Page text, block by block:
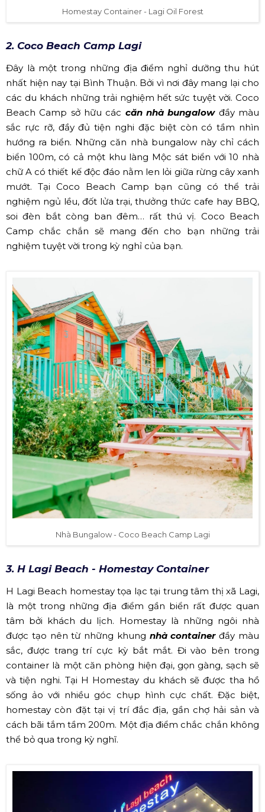
Homestay Container - Lagi Oil Forest
2. Coco Beach Camp Lagi
Đây là một trong những địa điểm nghỉ dưỡng thu hút
nhất hiện nay tại Bình Thuận. Bởi vì nơi đây mang lại cho
các du khách những trải nghiệm hết sức tuyệt vời. Coco
Beach Camp sở hữu các căn nhà bungalowđầy màu
sắc rực rỡ, đầy đủ tiện nghi đặc biệt còn có tầm nhìn
hướng ra biển. Những căn nhà bungalow này chỉ cách
biển 100m, có cả một khu làng Mộc sát biển với 10 nhà
chữ A có thiết kế độc đáo nằm len lỏi giữa rừng cây xanh
mướt. Tại Coco Beach Camp bạn cũng có thể trải
nghiệm ngủ lều, đốt lửa trại, thưởng thức cafe hay BBQ,
soi đèn bắt còng ban đêm… rất thú vị. Coco Beach
Camp chắc chắn sẽ mang đến cho bạn những trải
nghiệm tuyệt vời trong kỳ nghỉ của bạn.
Nhà Bungalow - Coco Beach Camp Lagi
3. H Lagi Beach - Homestay Container
H Lagi Beach homestay tọa lạc tại trung tâm thị xã Lagi,
là một trong những địa điểm gần biển rất được quan
tâm bởi khách du lịch. Homestay là những ngôi nhà
được tạo nên từ những khung nhà containerđầy màu
sắc, được trang trí cực kỳ bắt mắt. Đi vào bên trong
container là một căn phòng hiện đại, gọn gàng, sạch sẽ
và tiện nghi. Tại H Homestay du khách sẽ được tha hồ
sống ảo với nhiều góc chụp hình cực chất. Đặc biệt,
homestay còn đặt tại vị trí đắc địa, gần chợ hải sản và
cách bãi tắm tầm 200m. Một địa điểm chắc chắn không
thể bỏ qua trong kỳ nghĩ.